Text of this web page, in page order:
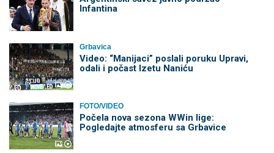
Infantina
Grbavica
Video: “Manijaci” poslali poruku Upravi,
odali i počast Izetu Naniću
FOTO/VIDEO
Počela nova sezona WWin lige:
Pogledajte atmosferu sa Grbavice